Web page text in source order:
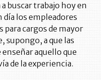
buscar trabajo hoy en
día los empleadores
para cargos de mayor
supongo, a que las
enseñar aquello que
de la experiencia.